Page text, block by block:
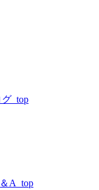
_top
A_top